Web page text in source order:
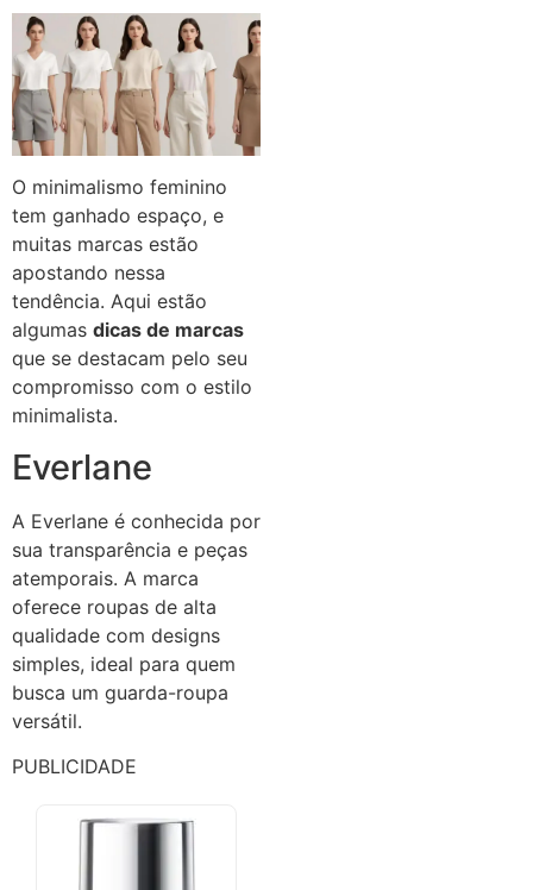
O minimalismo feminino
tem ganhado espaço, e
muitas marcas estão
apostando nessa
tendência. Aqui estão
algumas dicas de marcas
que se destacam pelo seu
compromisso com o estilo
minimalista.
Everlane
A Everlane é conhecida por
sua transparência e peças
atemporais. A marca
oferece roupas de alta
qualidade com designs
simples, ideal para quem
busca um guarda-roupa
versátil.
PUBLICIDADE